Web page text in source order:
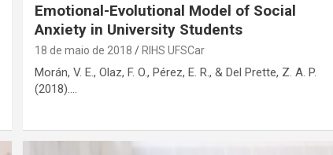
Emotional-Evolutional Model of Social
Anxiety in University Students
18 de maio de 2018 RIHS UFSCar
Morán, V. E., Olaz, F. O., Pérez, E. R., & Del Prette, Z. A. P.
(2018).…